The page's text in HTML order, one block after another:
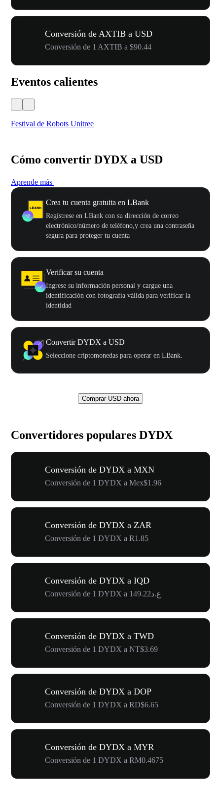
Conversión de AXTIB a USD
Conversión de 1 AXTIB a $90.44
Eventos calientes
Festival de Robots Unitree
Cómo convertir DYDX a USD
Aprende más
Crea tu cuenta gratuita en LBank
Regístrese en LBank con su dirección de correo
electrónico/número de teléfono,y crea una contraseña
segura para proteger tu cuenta
Verificar su cuenta
Ingrese su información personal y cargue una
identificación con fotografía válida para verificar la
identidad
Convertir DYDX a USD
Seleccione criptomonedas para operar en LBank.
Comprar USD ahora
Convertidores populares DYDX
Conversión de DYDX a MXN
Conversión de 1 DYDX a Mex$1.96
Conversión de DYDX a ZAR
Conversión de 1 DYDX a R1.85
Conversión de DYDX a IQD
Conversión de 1 DYDX a ع.د149.22
Conversión de DYDX a TWD
Conversión de 1 DYDX a NT$3.69
Conversión de DYDX a DOP
Conversión de 1 DYDX a RD$6.65
Conversión de DYDX a MYR
Conversión de 1 DYDX a RM0.4675